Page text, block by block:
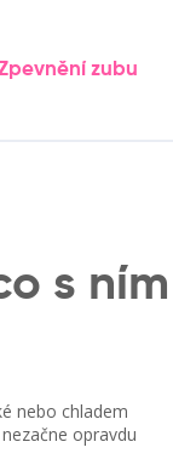
zubu
s ním
nebo chladem
opravdu